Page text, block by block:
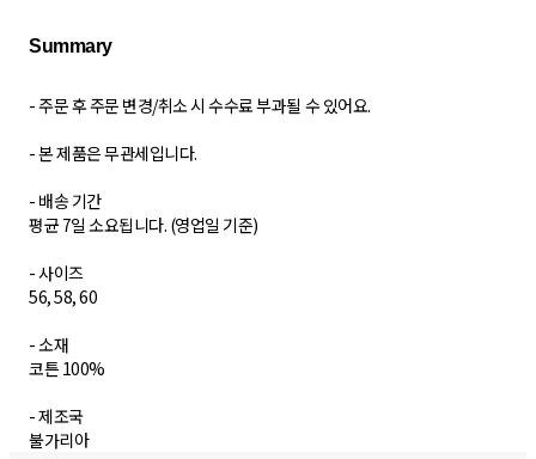
Summary
- 주문 후 주문 변경/취소 시 수수료 부과될 수 있어요.
- 본 제품은 무관세입니다.
- 배송 기간
평균 7일 소요됩니다. (영업일 기준)
​- 사이즈
56, 58, 60
- 소재
코튼 100%
- 제조국
불가리아